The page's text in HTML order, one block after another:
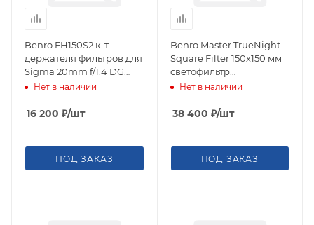
Benro FH150S2 к-т
держателя фильтров для
Sigma 20mm f/1.4 DG
HSM Art (вкл.FH150LR95
Нет в наличии
16 200 ₽/шт
ПОД ЗАКАЗ
Benro Master TrueNight
Square Filter 150х150 мм
светофильтр
коррекционный для
Нет в наличии
38 400 ₽/шт
ПОД ЗАКАЗ